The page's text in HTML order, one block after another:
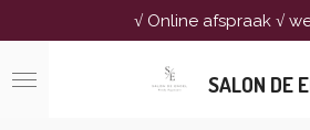
direct
naar
SALON DE
√ Online afspraak √